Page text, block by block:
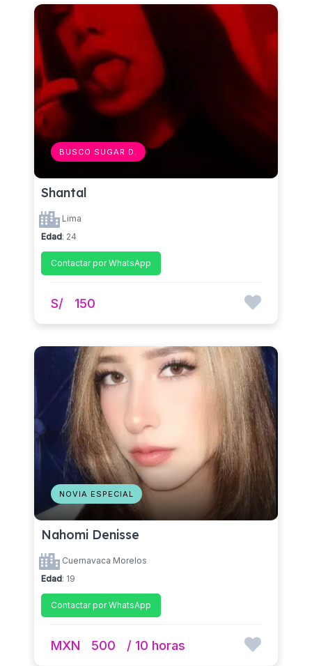
BUSCO SUGAR D.
Shantal
Lima
Edad: 24
Contactar por WhatsApp
S/ 150
NOVIA ESPECIAL
Nahomi Denisse
Cuernavaca Morelos
Edad: 19
Contactar por WhatsApp
MXN 500 / 10 horas